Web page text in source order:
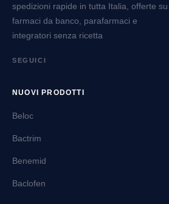
spedizioni rapide in tutta Italia, offerte su
farmaci da banco, parafarmaci e
integratori senza ricetta
SEGUICI
NUOVI PRODOTTI
Beloc
Bactrim
Benemid
Baclofen